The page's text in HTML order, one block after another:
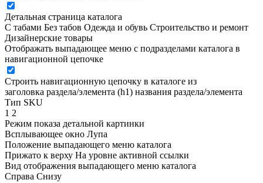
Детальная страница каталога
С табами Без табов Одежда и обувь Строительство и ремонт
Дизайнерские товары
Отображать выпадающее меню с подразделами каталога в
навигационной цепочке
Строить навигационную цепочку в каталоге из
заголовка раздела/элемента (h1) названия раздела/элемента
Тип SKU
1 2
Режим показа детальной картинки
Всплывающее окно Лупа
Положение выпадающего меню каталога
Прижато к верху На уровне активной ссылки
Вид отображения выпадающего меню каталога
Справа Снизу